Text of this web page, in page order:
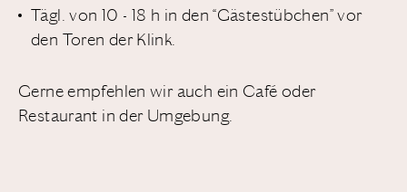
Tägl. von 10 - 18 h in den “Gästestübchen” vor
den Toren der Klink.
Gerne empfehlen wir auch ein Café oder
Restaurant in der Umgebung.